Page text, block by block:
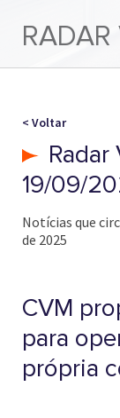
RADAR
< Voltar
Radar
19/09/
Notícias que
de 2025
CVM
para
própria